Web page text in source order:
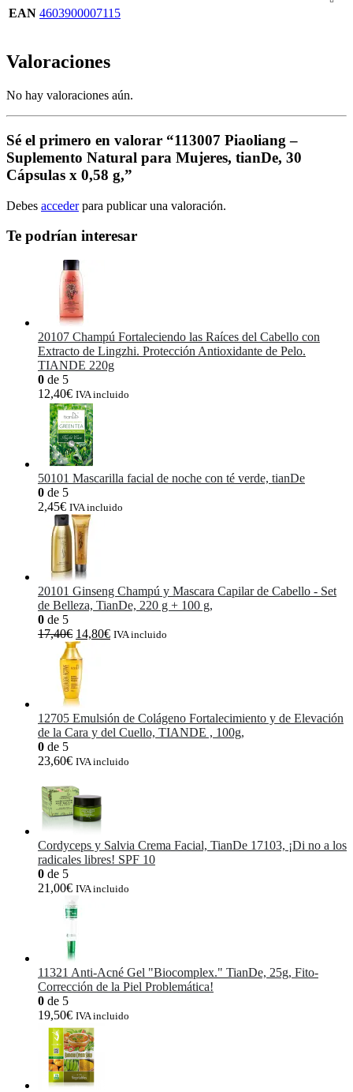
EAN 4603900007115
Valoraciones
No hay valoraciones aún.
Sé el primero en valorar “113007 Piaoliang –
Suplemento Natural para Mujeres, tianDe, 30
Cápsulas x 0,58 g,”
Debes accederpara publicar una valoración.
Te podrían interesar
20107 Champú Fortaleciendo las Raíces del Cabello con
Extracto de Lingzhi. Protección Antioxidante de Pelo.
TIANDE 220g
0 de 5
12,40€ IVA incluido
50101 Mascarilla facial de noche con té verde, tianDe
0 de 5
2,45€ IVA incluido
20101 Ginseng Champú y Mascara Capilar de Cabello - Set
de Belleza, TianDe, 220 g + 100 g,
0 de 5
17,40€ El
precio
original
era:
17,40€.
14,80€ElIVA incluido
12705 Emulsión de Colágeno Fortalecimiento y de Elevación
de la Cara y del Cuello, TIANDE , 100g,
0 de 5
23,60€ IVA incluido
Cordyceps y Salvia Crema Facial, TianDe 17103, ¡Di no a los
radicales libres! SPF 10
0 de 5
21,00€ IVA incluido
11321 Anti-Acné Gel "Biocomplex." TianDe, 25g, Fito-
Corrección de la Piel Problemática!
0 de 5
19,50€ IVA incluido